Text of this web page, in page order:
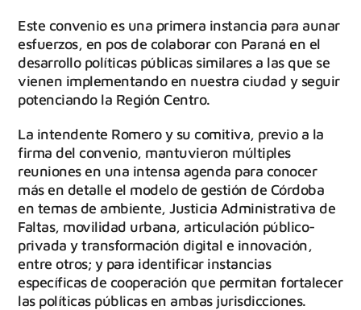
Este convenio es una primera instancia para aunar
esfuerzos, en pos de colaborar con Paraná en el
desarrollo políticas públicas similares a las que se
vienen implementando en nuestra ciudad y seguir
potenciando la Región Centro.
La intendente Romero y su comitiva, previo a la
firma del convenio, mantuvieron múltiples
reuniones en una intensa agenda para conocer
más en detalle el modelo de gestión de Córdoba
en temas de ambiente, Justicia Administrativa de
Faltas, movilidad urbana, articulación público-
privada y transformación digital e innovación,
entre otros; y para identificar instancias
específicas de cooperación que permitan fortalecer
las políticas públicas en ambas jurisdicciones.